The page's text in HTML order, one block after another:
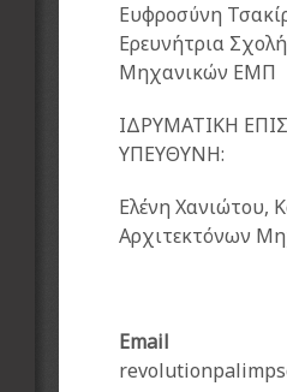
Ευφροσύνη
Ερευνήτρια
Μηχανικών ΕΜΠ
ΙΔΡΥΜΑΤΙΚΗ
ΥΠΕΥΘΥΝΗ:
Ελένη Χανιώτου,
Αρχιτεκτόνων
Email